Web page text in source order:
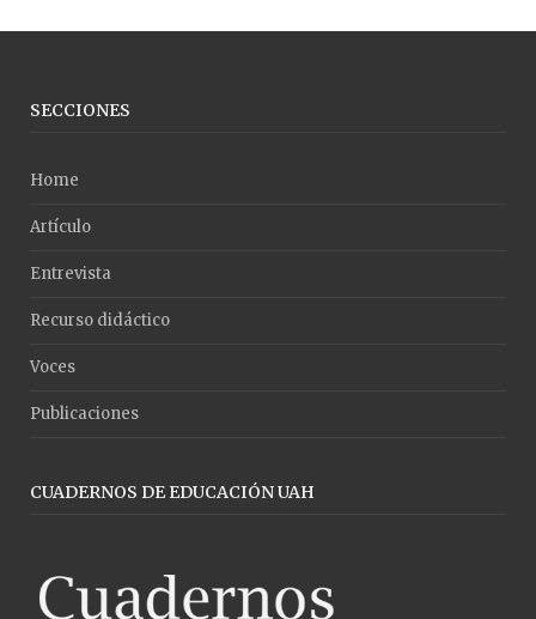
SECCIONES
Home
Artículo
Entrevista
Recurso didáctico
Voces
Publicaciones
CUADERNOS DE EDUCACIÓN UAH